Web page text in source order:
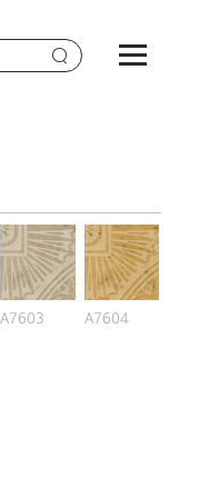
A7603 A7604